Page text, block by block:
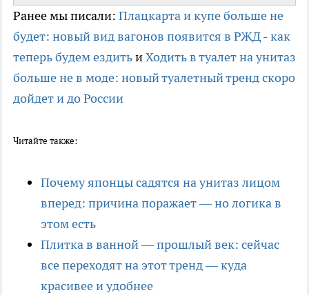
Ранее мы писали: Плацкарта и купе больше не
будет: новый вид вагонов появится в РЖД - как
теперь будем ездитьиХодить в туалет на унитаз
больше не в моде: новый туалетный тренд скоро
дойдет и до России
Читайте также:
Почему японцы садятся на унитаз лицом
вперед: причина поражает — но логика в
этом есть
Плитка в ванной — прошлый век: сейчас
все переходят на этот тренд — куда
красивее и удобнее